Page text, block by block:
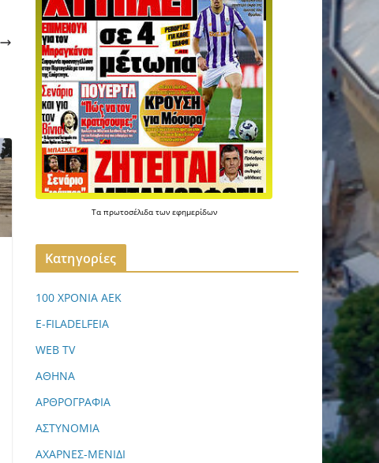
Τα πρωτοσέλιδα των εφημερίδων
Kατηγορίες
100 ΧΡΟΝΙΑ ΑΕΚ
E-FILADELFEIA
WEB TV
ΑΘΗΝΑ
ΑΡΘΡΟΓΡΑΦΙΑ
ΑΣΤΥΝΟΜΙΑ
ΑΧΑΡΝΕΣ-ΜΕΝΙΔΙ